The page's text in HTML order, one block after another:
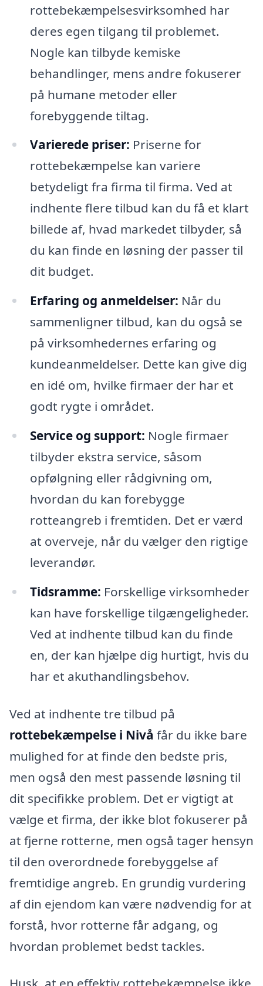
rottebekæmpelsesvirksomhed har
deres egen tilgang til problemet.
Nogle kan tilbyde kemiske
behandlinger, mens andre fokuserer
på humane metoder eller
forebyggende tiltag.
Varierede priser: Priserne for
rottebekæmpelse kan variere
betydeligt fra firma til firma. Ved at
indhente flere tilbud kan du få et klart
billede af, hvad markedet tilbyder, så
du kan finde en løsning der passer til
dit budget.
Erfaring og anmeldelser: Når du
sammenligner tilbud, kan du også se
på virksomhedernes erfaring og
kundeanmeldelser. Dette kan give dig
en idé om, hvilke firmaer der har et
godt rygte i området.
Service og support: Nogle firmaer
tilbyder ekstra service, såsom
opfølgning eller rådgivning om,
hvordan du kan forebygge
rotteangreb i fremtiden. Det er værd
at overveje, når du vælger den rigtige
leverandør.
Tidsramme: Forskellige virksomheder
kan have forskellige tilgængeligheder.
Ved at indhente tilbud kan du finde
en, der kan hjælpe dig hurtigt, hvis du
har et akuthandlingsbehov.
Ved at indhente tre tilbud på
rottebekæmpelse i Nivå får du ikke bare
mulighed for at finde den bedste pris,
men også den mest passende løsning til
dit specifikke problem. Det er vigtigt at
vælge et firma, der ikke blot fokuserer på
at fjerne rotterne, men også tager hensyn
til den overordnede forebyggelse af
fremtidige angreb. En grundig vurdering
af din ejendom kan være nødvendig for at
forstå, hvor rotterne får adgang, og
hvordan problemet bedst tackles.